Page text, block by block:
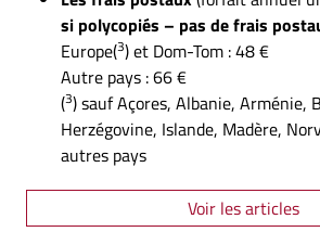
si polycopiés – pas de frais
Europe(3) et Dom-Tom : 48 €
Autre pays : 66 €
(3) sauf Açores, Albanie, Arménie,
Herzégovine, Islande, Madère,
autres pays
Voir les articles